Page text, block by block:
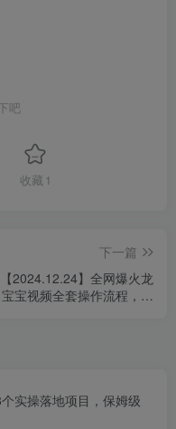
吧
收藏 1
下一篇
【2024.12.24】全网爆火龙
宝宝视频全套操作流程，播
个实操落地项目，保姆级